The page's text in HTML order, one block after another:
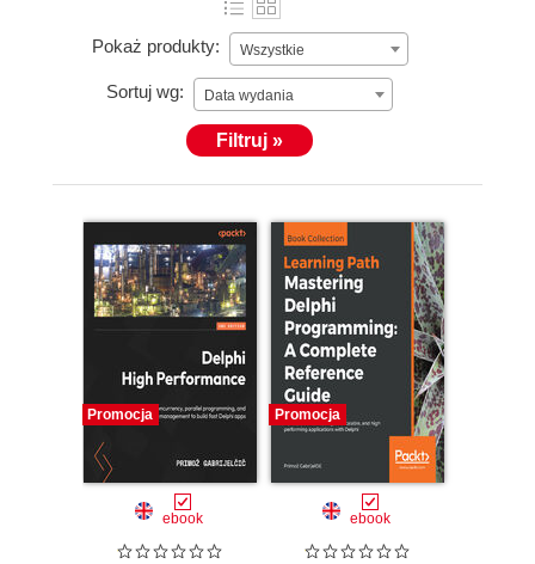
Pokaż produkty: Wszystkie
Sortuj wg: Data wydania
Filtruj »
Promocja
ebook
Promocja
ebook